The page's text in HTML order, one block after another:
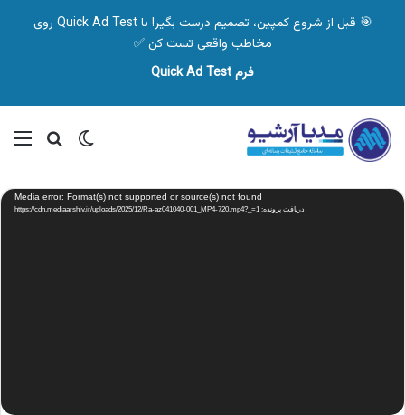
🎯 قبل از شروع کمپین، تصمیم درست بگیر! با Quick Ad Test روی
مخاطب واقعی تست کن ✅
فرم Quick Ad Test
تغییر پوسته
نمایشگر
ویدیو Media error: Format(s) not supported or source(s) not found
دریافت پرونده: https://cdn.mediaarshiv.ir/uploads/2025/12/Ra-az041040-001_MP4-720.mp4?_=1